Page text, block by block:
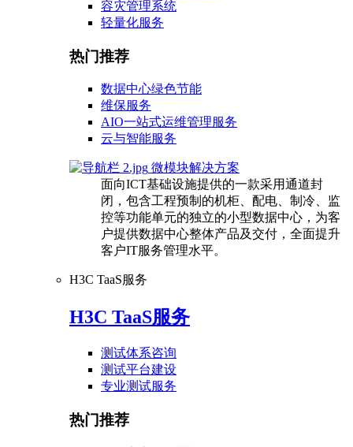
容灾管理系统
轻量化服务
热门推荐
数据中心绿色节能
维保服务
AIO一站式运维管理服务
云与智能服务
微模块解决方案
面向ICT基础设施提供的一款采用通道封
闭，包含工程预制的机柜、配电、制冷、监
控等功能单元的独立的小型数据中心，为客
户提供数据中心整体产品及交付，全面提升
客户IT服务管理水平。
H3C TaaS服务
H3C TaaS服务
测试体系咨询
测试平台建设
专业测试服务
热门推荐